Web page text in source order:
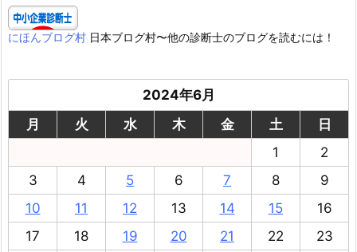
にほんブログ村 日本ブログ村〜他の診断士のブログを読むには！
2024年6月
月
火 水 木 金 土
日
1
2
3
4 5 6 7 8
9
10
11 12 13 14 15
16
17
18 19 20 21 22
23